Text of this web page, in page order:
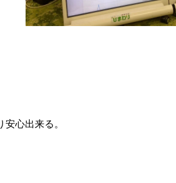
心出来る。